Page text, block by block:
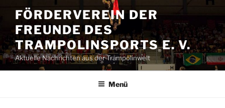
Inhalt
springen
FÖRDERVEREIN DER
FREUNDE DES
TRAMPOLINSPORTS E. V.
Aktuelle Nachrichten aus der Trampolinwelt
Menü